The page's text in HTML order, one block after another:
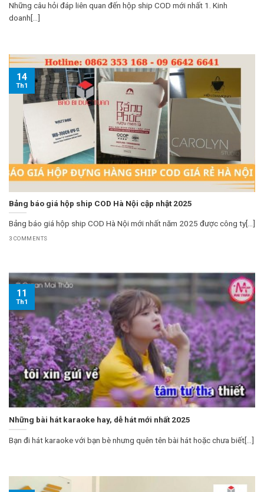
Những câu hỏi đáp liên quan đến hộp ship COD mới nhất 1. Kinh
doanh[...]
Bảng báo giá hộp ship COD Hà Nội cập nhật 2025
Bảng báo giá hộp ship COD Hà Nội mới nhất năm 2025 được công ty[...]
3 COMMENTS
14
Th1
Những bài hát karaoke hay, dễ hát mới nhất 2025
Bạn đi hát karaoke với bạn bè nhưng quên tên bài hát hoặc chưa biết[...]
11
Th1